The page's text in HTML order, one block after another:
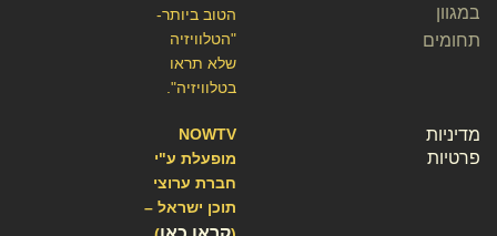
הטוב ביותר-
"הטלוויזיה
שלא תראו
בטלוויזיה".
NOWTV
מופעלת ע"י
חברת ערוצי
תוכן ישראל –
במגוון
תחומים
מדיניות
פרטיות